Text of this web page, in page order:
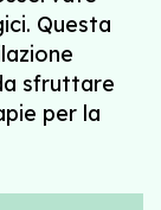
Questa
sfruttare
per la